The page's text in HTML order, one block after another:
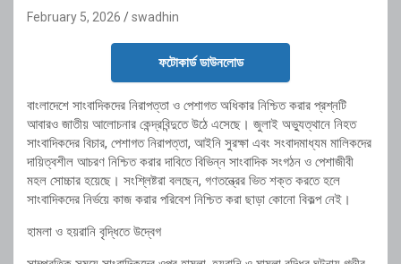
February 5, 2026 swadhin
ফটোকার্ড ডাউনলোড
বাংলাদেশে সাংবাদিকদের নিরাপত্তা ও পেশাগত অধিকার নিশ্চিত করার প্রশ্নটি
আবারও জাতীয় আলোচনার কেন্দ্রবিন্দুতে উঠে এসেছে। জুলাই অভ্যুত্থানে নিহত
সাংবাদিকদের বিচার, পেশাগত নিরাপত্তা, আইনি সুরক্ষা এবং সংবাদমাধ্যম মালিকদের
দায়িত্বশীল আচরণ নিশ্চিত করার দাবিতে বিভিন্ন সাংবাদিক সংগঠন ও পেশাজীবী
মহল সোচ্চার হয়েছে। সংশ্লিষ্টরা বলছেন, গণতন্ত্রের ভিত শক্ত করতে হলে
সাংবাদিকদের নির্ভয়ে কাজ করার পরিবেশ নিশ্চিত করা ছাড়া কোনো বিকল্প নেই।
হামলা ও হয়রানি বৃদ্ধিতে উদ্বেগ